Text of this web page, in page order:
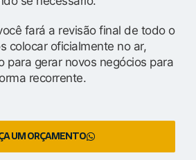
fará a revisão final de todo o
colocar oficialmente no ar,
para gerar novos negócios para
recorrente.
UM ORÇAMENTO